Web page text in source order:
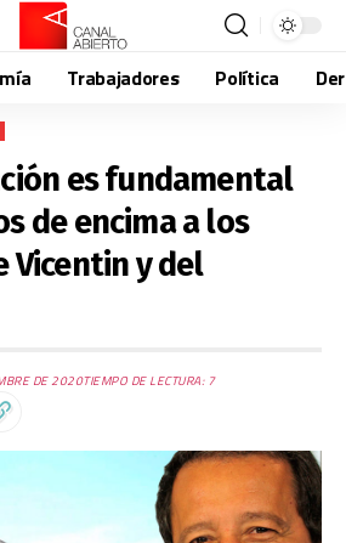
Trabajadores Política
es fundamental
de encima a los
Vicentin y del
DE 2020TIEMPO DE LECTURA: 7